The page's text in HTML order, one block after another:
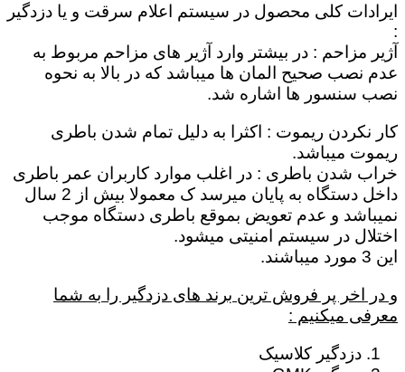
ایرادات کلی محصول در سیستم اعلام سرقت و یا دزدگیر
:
آژیر مزاحم : در بیشتر وارد آژیر های مزاحم مربوط به
عدم نصب صحیح المان ها میباشد که در بالا به نحوه
نصب سنسور ها اشاره شد.
کار نکردن ریموت : اکثرا به دلیل تمام شدن باطری
ریموت میباشد.
خراب شدن باطری : در اغلب موارد کاربران عمر باطری
داخل دستگاه به پایان میرسد ک معمولا بیش از 2 سال
نمیباشد و عدم تعویض بموقع باطری دستگاه موجب
اختلال در سیستم امنیتی میشود.
این 3 مورد میباشند.
و در اخر پر فروش ترین برند های دزدگیر را به شما
معرفی میکنیم :
دزدگیر کلاسیک